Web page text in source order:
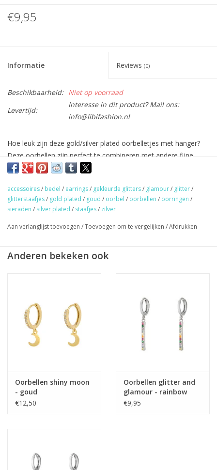
€9,95
Informatie Reviews (0)
Beschikbaarheid: Niet op voorraad
Levertijd:
Interesse in dit product? Mail ons:
info@libifashion.nl
Hoe leuk zijn deze gold/silver plated oorbelletjes met hanger?
Deze oorbellen zijn perfect te combineren met andere fijne
oorbelletjes. Maak je eigen ear-party!
★GRATISverzending vanaf €50,- (NL)
★ Werkdagen voor 17:00 uur besteld = zelfde dag verzonden
accessoires/ bedel / earrings/ gekleurde glitters/ glamour/ glitter/
glitterstaafjes/ gold plated / goud / oorbel / oorbellen / oorringen /
sieraden / silver plated / staafjes/ zilver
Aan verlanglijst toevoegen /Toevoegen om te vergelijken /Afdrukken
Anderen bekeken ook
Oorbellen shiny moon
- goud
€12,50
Oorbellen glitter and
glamour - rainbow
€9,95